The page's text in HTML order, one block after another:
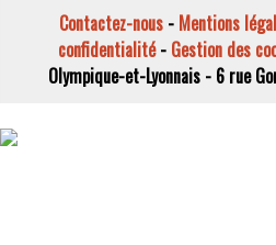
Contactez-nous - Mentions
confidentialité- Gestion des
Olympique-et-Lyonnais - 6 rue